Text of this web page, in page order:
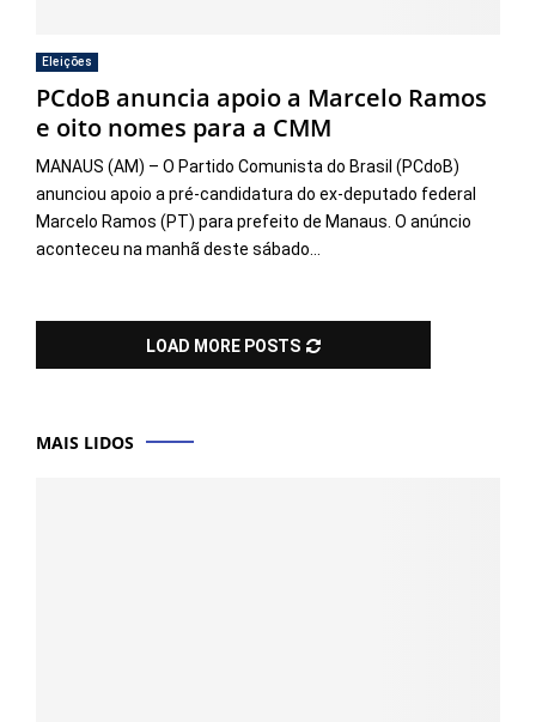
Eleições
PCdoB anuncia apoio a Marcelo Ramos
e oito nomes para a CMM
MANAUS (AM) – O Partido Comunista do Brasil (PCdoB)
anunciou apoio a pré-candidatura do ex-deputado federal
Marcelo Ramos (PT) para prefeito de Manaus. O anúncio
aconteceu na manhã deste sábado...
LOAD MORE POSTS
MAIS LIDOS